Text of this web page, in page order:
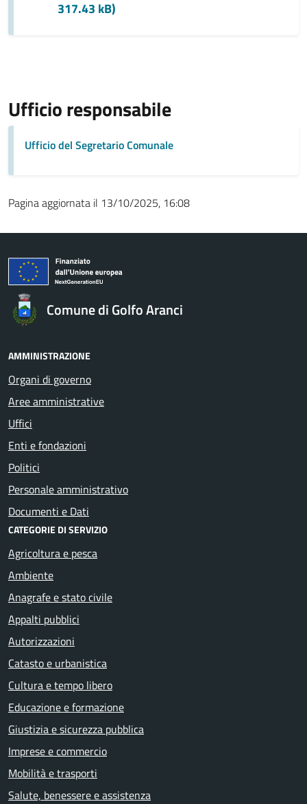
317.43 kB)
Ufficio responsabile
Ufficio del Segretario Comunale
Pagina aggiornata il 13/10/2025, 16:08
Comune di Golfo Aranci
AMMINISTRAZIONE
Organi di governo
Aree amministrative
Uffici
Enti e fondazioni
Politici
Personale amministrativo
Documenti e Dati
CATEGORIE DI SERVIZIO
Agricoltura e pesca
Ambiente
Anagrafe e stato civile
Appalti pubblici
Autorizzazioni
Catasto e urbanistica
Cultura e tempo libero
Educazione e formazione
Giustizia e sicurezza pubblica
Imprese e commercio
Mobilità e trasporti
Salute, benessere e assistenza